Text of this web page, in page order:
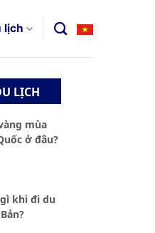
lịch
LỊCH
mùa
ở đâu?
khi đi du